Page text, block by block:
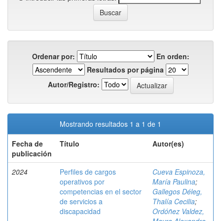
Ordenar por:
En orden:
Resultados por página
Autor/Registro:
Mostrando resultados 1 a 1 de 1
Fecha de
publicación
Título Autor(es)
2024
Perfiles de cargos
operativos por
competencias en el sector
de servicios a
discapacidad
Cueva Espinoza,
María Paulina;
Gallegos Déleg,
Thalía Cecilia;
Ordóñez Valdez,